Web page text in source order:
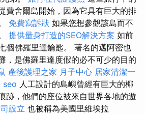
費舍爾島開始，因為它具有巨大的排
免費寫訴狀 如果您想參觀該島而不
提供量身打造的SEO解決方案 如前
個佛羅里達鑰匙。 著名的邁阿密也
，是佛羅里達度假的必不可少的目的
產後護理之家 月子中心 居家清潔一
seo 人工設計的島嶼曾經有巨大的椰
跡，他們的座位被來自世界各地的遊
設立 也被稱為美國里維埃拉